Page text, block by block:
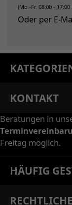
(Mo.-Fr. 08:00 -
Oder per E-
KONTAKT
Beratungen in
Freitag möglich.
HÄUFIG